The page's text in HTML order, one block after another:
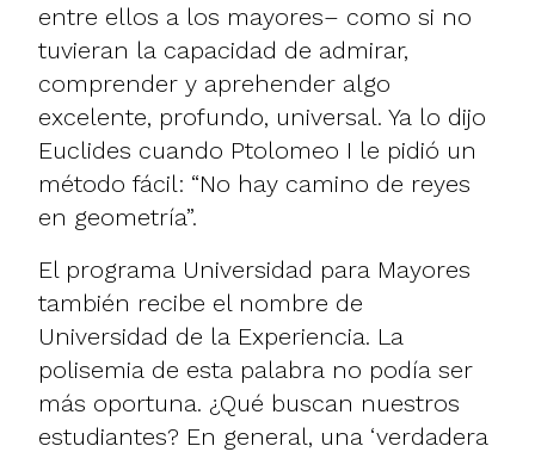
entre ellos a los mayores– como si no
tuvieran la capacidad de admirar,
comprender y aprehender algo
excelente, profundo, universal. Ya lo dijo
Euclides cuando Ptolomeo I le pidió un
método fácil: “No hay camino de reyes
en geometría”.
El programa Universidad para Mayores
también recibe el nombre de
Universidad de la Experiencia. La
polisemia de esta palabra no podía ser
más oportuna. ¿Qué buscan nuestros
estudiantes? En general, una ‘verdadera